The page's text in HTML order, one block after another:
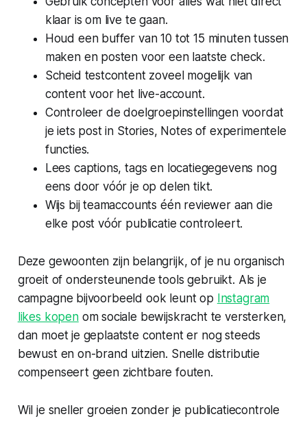
klaar is om live te gaan.
Houd een buffer van 10 tot 15 minuten tussen
maken en posten voor een laatste check.
Scheid testcontent zoveel mogelijk van
content voor het live-account.
Controleer de doelgroepinstellingen voordat
je iets post in Stories, Notes of experimentele
functies.
Lees captions, tags en locatiegegevens nog
eens door vóór je op delen tikt.
Wijs bij teamaccounts één reviewer aan die
elke post vóór publicatie controleert.
Deze gewoonten zijn belangrijk, of je nu organisch
groeit of ondersteunende tools gebruikt. Als je
campagne bijvoorbeeld ook leunt op Instagram
likes kopenom sociale bewijskracht te versterken,
dan moet je geplaatste content er nog steeds
bewust en on-brand uitzien. Snelle distributie
compenseert geen zichtbare fouten.
Wil je sneller groeien zonder je publicatiecontrole